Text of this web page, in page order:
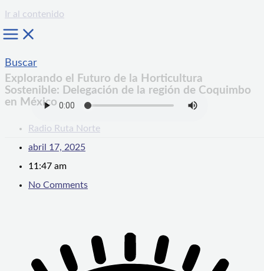
Ir al contenido
Buscar
Explorando el Futuro de la Horticultura
Sostenible: Delegación de la región de Coquimbo
en México
Radio Ruta Norte
abril 17, 2025
11:47 am
No Comments